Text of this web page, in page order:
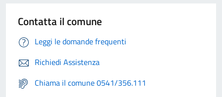
Contatta il comune
Leggi le domande frequenti
Richiedi Assistenza
Chiama il comune 0541/356.111